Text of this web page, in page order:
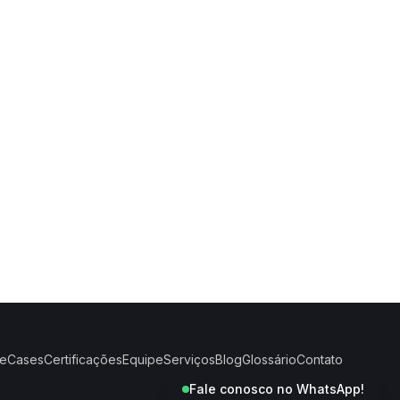
CasesCertificaçõesEquipeServiçosBlogGlossárioContato
Fale conosco no WhatsApp!